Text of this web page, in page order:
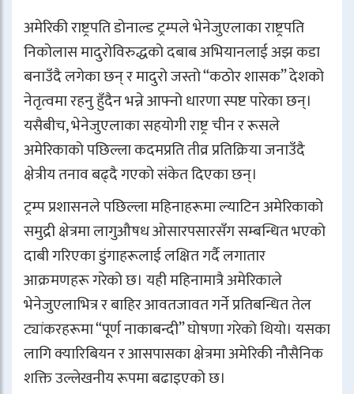
अमेरिकी राष्ट्रपति डोनाल्ड ट्रम्पले भेनेजुएलाका राष्ट्रपति
निकोलास मादुरोविरुद्धको दबाब अभियानलाई अझ कडा
बनाउँदै लगेका छन् र मादुरो जस्तो “कठोर शासक” देशको
नेतृत्वमा रहनु हुँदैन भन्ने आफ्नो धारणा स्पष्ट पारेका छन्।
यसैबीच, भेनेजुएलाका सहयोगी राष्ट्र चीन र रूसले
अमेरिकाको पछिल्ला कदमप्रति तीव्र प्रतिक्रिया जनाउँदै
क्षेत्रीय तनाव बढ्दै गएको संकेत दिएका छन्।
ट्रम्प प्रशासनले पछिल्ला महिनाहरूमा ल्याटिन अमेरिकाको
समुद्री क्षेत्रमा लागुऔषध ओसारपसारसँग सम्बन्धित भएको
दाबी गरिएका डुंगाहरूलाई लक्षित गर्दै लगातार
आक्रमणहरू गरेको छ। यही महिनामात्रै अमेरिकाले
भेनेजुएलाभित्र र बाहिर आवतजावत गर्ने प्रतिबन्धित तेल
ट्यांकरहरूमा “पूर्ण नाकाबन्दी” घोषणा गरेको थियो। यसका
लागि क्यारिबियन र आसपासका क्षेत्रमा अमेरिकी नौसैनिक
शक्ति उल्लेखनीय रूपमा बढाइएको छ।